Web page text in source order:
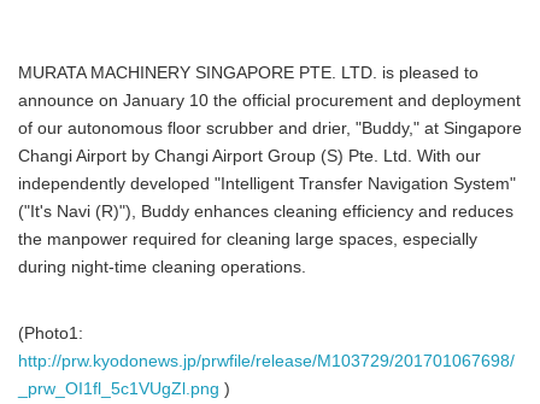
MURATA MACHINERY SINGAPORE PTE. LTD. is pleased to
announce on January 10 the official procurement and deployment
of our autonomous floor scrubber and drier, "Buddy," at Singapore
Changi Airport by Changi Airport Group (S) Pte. Ltd. With our
independently developed "Intelligent Transfer Navigation System"
("It's Navi (R)"), Buddy enhances cleaning efficiency and reduces
the manpower required for cleaning large spaces, especially
during night-time cleaning operations.
(Photo1:
http://prw.kyodonews.jp/prwfile/release/M103729/201701067698/
_prw_OI1fl_5c1VUgZl.png )